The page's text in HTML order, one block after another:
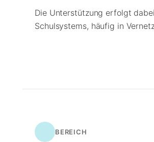
Die Unterstützung erfolgt
Schulsystems, häufig in
BEREICH